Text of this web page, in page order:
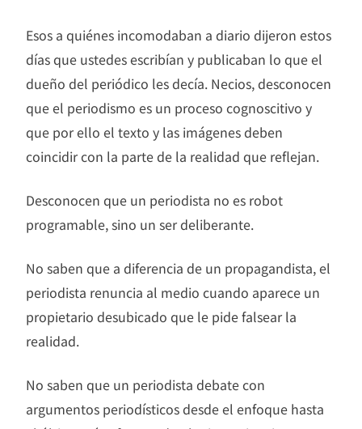
Esos a quiénes incomodaban a diario dijeron estos
días que ustedes escribían y publicaban lo que el
dueño del periódico les decía. Necios, desconocen
que el periodismo es un proceso cognoscitivo y
que por ello el texto y las imágenes deben
coincidir con la parte de la realidad que reflejan.
Desconocen que un periodista no es robot
programable, sino un ser deliberante.
No saben que a diferencia de un propagandista, el
periodista renuncia al medio cuando aparece un
propietario desubicado que le pide falsear la
realidad.
No saben que un periodista debate con
argumentos periodísticos desde el enfoque hasta